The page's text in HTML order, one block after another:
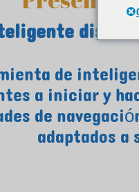
de
a iniciar y
de
adaptados a